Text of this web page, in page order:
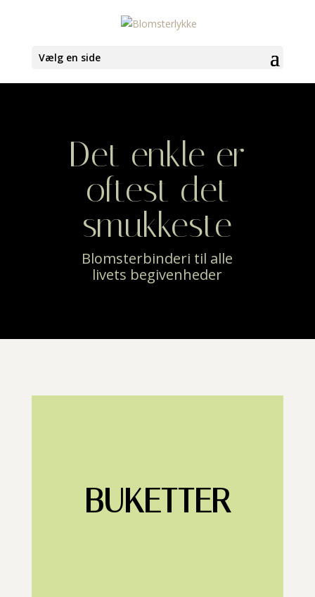
Vælg en side
Det enkle er
oftest det
smukkeste
Blomsterbinderi til alle
livets begivenheder
BUKETTER